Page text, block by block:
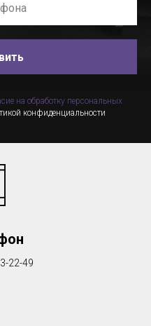
на обработку персональных
конфиденциальности
22-49